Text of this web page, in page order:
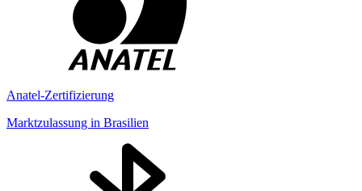
Anatel-Zertifizierung
Marktzulassung in Brasilien